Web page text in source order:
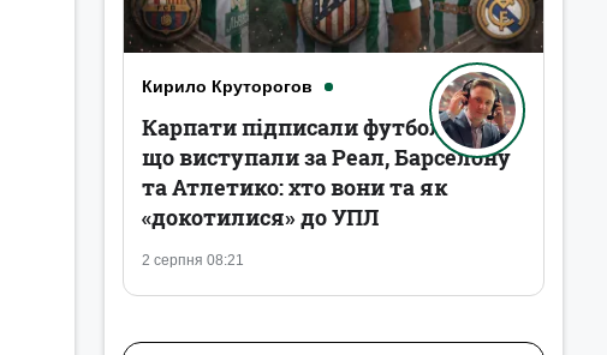
Кирило Круторогов
2 серпня 08:21
Карпати підписали футболістів,
що виступали за Реал, Барселону
та Атлетико: хто вони та як
«докотилися» до УПЛ